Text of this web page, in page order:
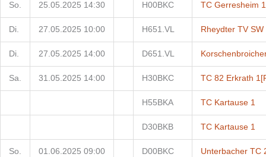
So. 25.05.2025 14:30 H00BKC TC Gerresheim 1
Di. 27.05.2025 10:00 H651.VL Rheydter TV SW
Di. 27.05.2025 14:00 D651.VL
Sa. 31.05.2025 14:00 H30BKC TC 82 Erkrath 1
H55BKA TC Kartause 1
D30BKB TC Kartause 1
So. 01.06.2025 09:00 D00BKC Unterbacher TC